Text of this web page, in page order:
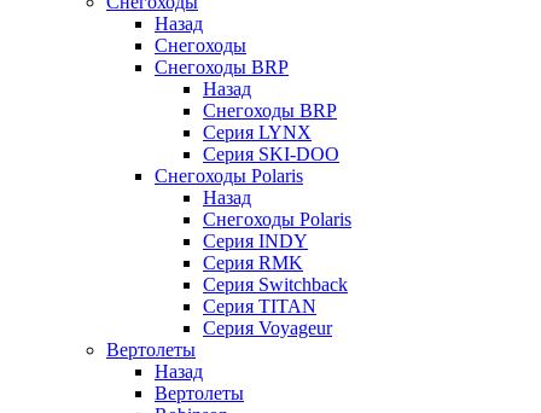
Назад
Снегоходы
Снегоходы BRP
Назад
Снегоходы BRP
Серия LYNX
Серия SKI-DOO
Снегоходы Polaris
Назад
Снегоходы Polaris
Серия INDY
Серия RMK
Серия Switchback
Серия TITAN
Серия Voyageur
Вертолеты
Назад
Вертолеты